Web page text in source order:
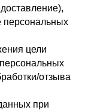
персональных
цели
отзыва
при